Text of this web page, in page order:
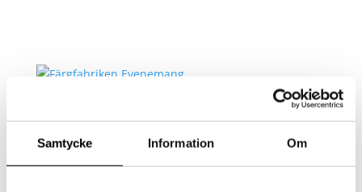
Samtycke Information Om
EVENT/KONFERENS
FEST/BRÖLLOP